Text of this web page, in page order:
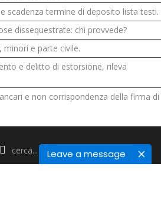
Leave a message
scadenza termine di deposito lista testi.
dissequestrate: chi provvede?
minori e parte civile.
e delitto di estorsione, rileva
e non corrispondenza della firma di